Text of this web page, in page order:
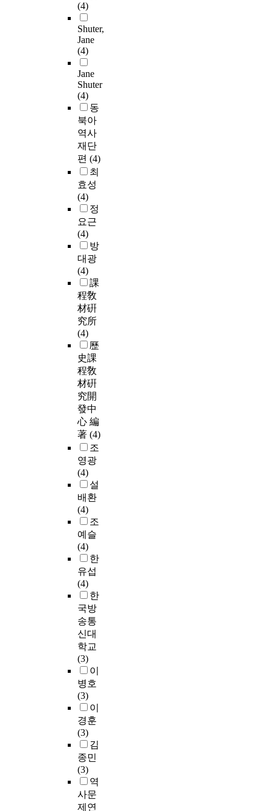
(4)
Shuter,
Jane
(4)
Jane
Shuter
(4)
동
북아
역사
재단
편 (4)
최
효성
(4)
정
요근
(4)
방
대광
(4)
課
程敎
材硏
究所
(4)
歷
史課
程敎
材硏
究開
發中
心 編
著 (4)
조
영광
(4)
설
배환
(4)
조
예슬
(4)
한
유섭
(4)
한
국방
송통
신대
학교
(3)
이
병호
(3)
이
경훈
(3)
김
종민
(3)
역
사문
제연